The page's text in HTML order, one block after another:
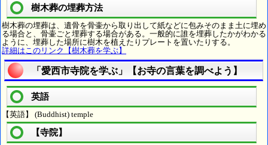
樹木葬の埋葬方法
樹木葬の埋葬は、遺骨を骨壷から取り出して紙などに包みそのまま土に埋め
る場合と、骨壷ごと埋葬する場合がある。一般的に誰を埋葬したかがわかる
ように、埋葬した場所に樹木を植えたりプレートを置いたりする。
詳細はこのリンク【樹木葬を学ぶ】
「愛西市寺院を学ぶ」【お寺の言葉を調べよう】
英語
【英語】 (Buddhist) temple
【寺院】